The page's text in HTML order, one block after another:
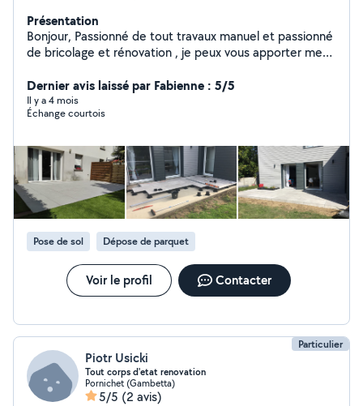
Présentation
Bonjour, Passionné de tout travaux manuel et passionné
de bricolage et rénovation , je peux vous apporter mes
minutieux et aime le travail bien fait. N'hésitez pas à me
contacter!!
Dernier avis laissé par Fabienne : 5/5
Il y a 4 mois
Échange courtois
Pose de sol Dépose de parquet
Voir le profil Contacter
Particulier
Piotr Usicki
Tout corps d'etat renovation
Pornichet (Gambetta)
5/5 (2 avis)